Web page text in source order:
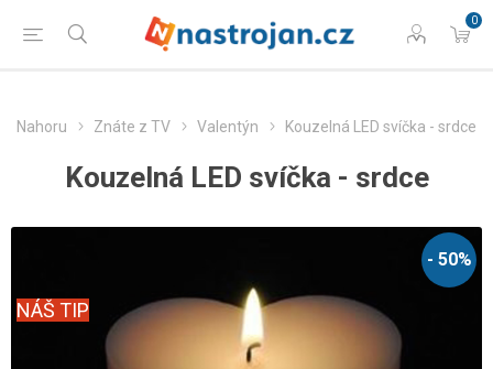
0
Nahoru Znáte z TV Valentýn Kouzelná LED svíčka - srdce
Kouzelná LED svíčka - srdce
- 50%
NÁŠ TIP